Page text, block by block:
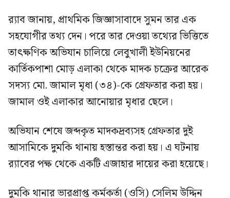
র‍্যাব জানায়, প্রাথমিক জিজ্ঞাসাবাদে সুমন তার এক
সহযোগীর তথ্য দেন। পরে তার দেওয়া তথ্যের ভিত্তিতে
তাৎক্ষণিক অভিযান চালিয়ে লেবুখালী ইউনিয়নের
কার্তিকপাশা মোড় এলাকা থেকে মাদক চক্রের আরেক
সদস্য মো. জামাল মৃধা (৩৪)-কে গ্রেফতার করা হয়।
জামাল ওই এলাকার আনোয়ার মৃধার ছেলে।
অভিযান শেষে জব্দকৃত মাদকদ্রব্যসহ গ্রেফতার দুই
আসামিকে দুমকি থানায় হস্তান্তর করা হয়। এ ঘটনায়
র‍্যাবের পক্ষ থেকে একটি এজাহার দায়ের করা হয়েছে।
দুমকি থানার ভারপ্রাপ্ত কর্মকর্তা (ওসি) সেলিম উদ্দিন